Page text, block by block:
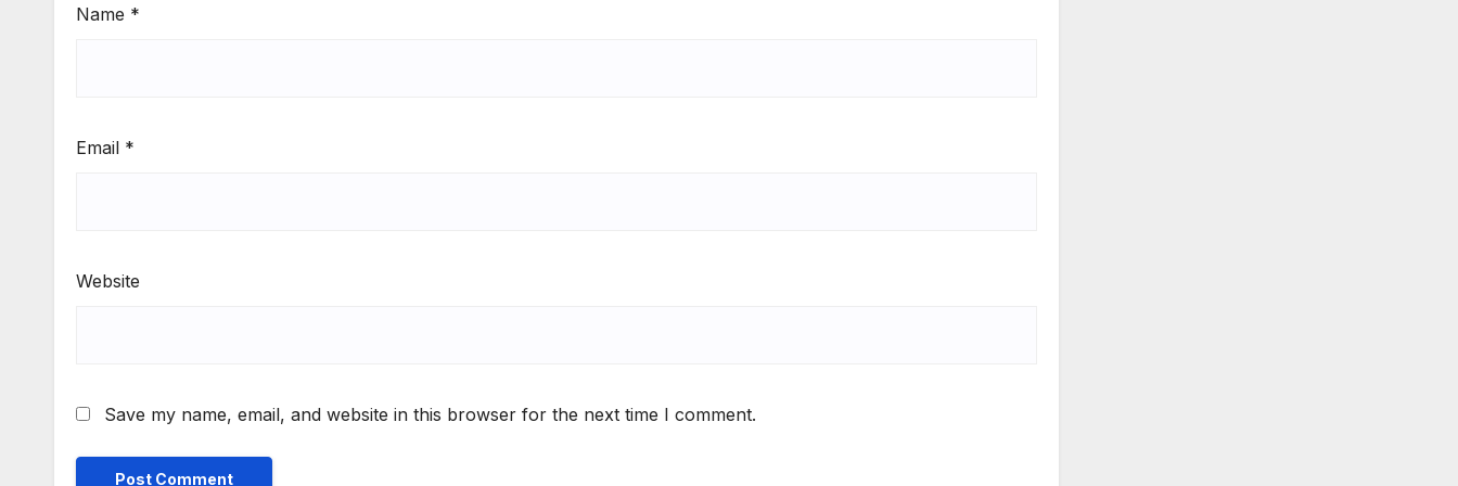
Name *
Email *
Website
Save my name, email, and website in this browser for the next time I comment.